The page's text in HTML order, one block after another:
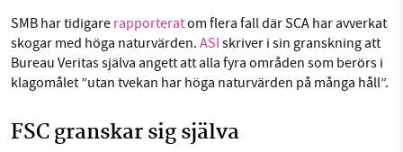
SMB har tidigare rapporteratom flera fall där SCA har avverkat
skogar med höga naturvärden. ASI skriver i sin granskning att
Bureau Veritas själva angett att alla fyra områden som berörs i
klagomålet ”utan tvekan har höga naturvärden på många håll”.
FSC granskar sig själva